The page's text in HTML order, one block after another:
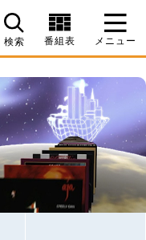
検索 番組表 メニュー